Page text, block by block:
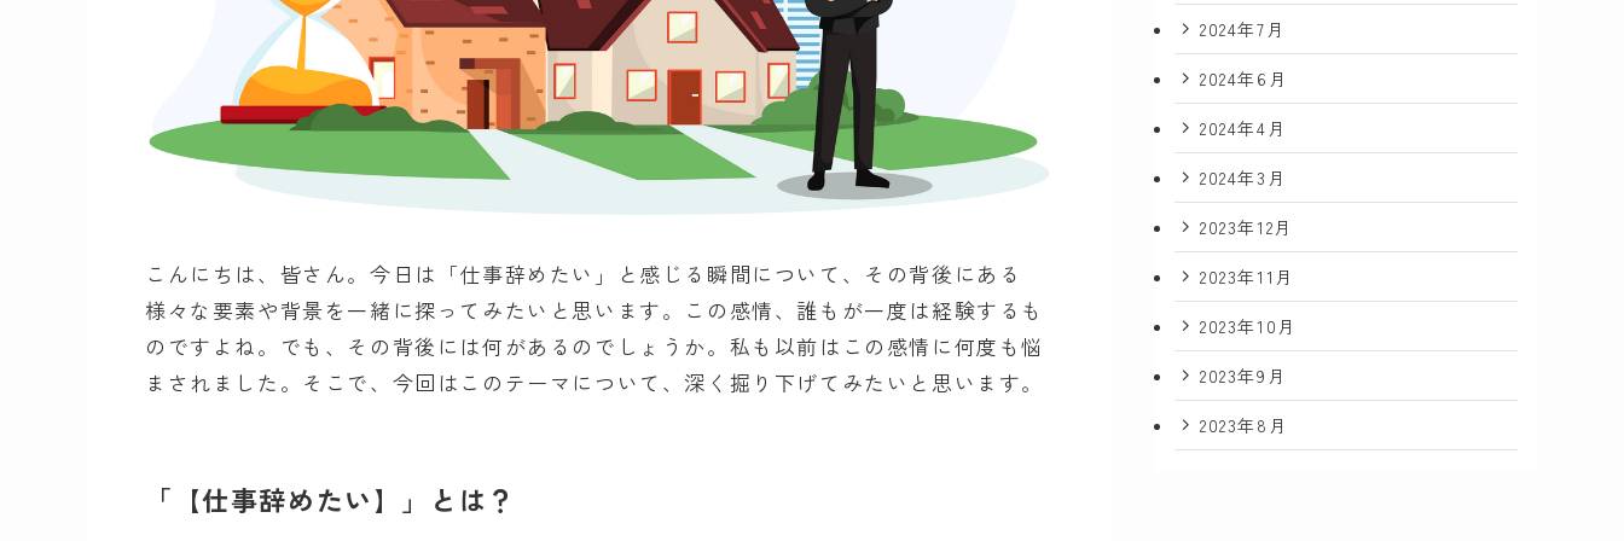
こんにちは、皆さん。今日は「仕事辞めたい」と感じる瞬間について、その背後にある
様々な要素や背景を一緒に探ってみたいと思います。この感情、誰もが一度は経験するも
のですよね。でも、その背後には何があるのでしょうか。私も以前はこの感情に何度も悩
まされました。そこで、今回はこのテーマについて、深く掘り下げてみたいと思います。
「【仕事辞めたい】」とは？
2024年7月
2024年6月
2024年4月
2024年3月
2023年12月
2023年11月
2023年10月
2023年9月
2023年8月